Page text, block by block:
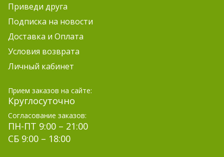
Приведи друга
Подписка на новости
Доставка и Оплата
Условия возврата
Личный кабинет
Прием заказов на сайте:
Круглосуточно
Согласование заказов:
ПН-ПТ 9:00 – 21:00
СБ 9:00 – 18:00